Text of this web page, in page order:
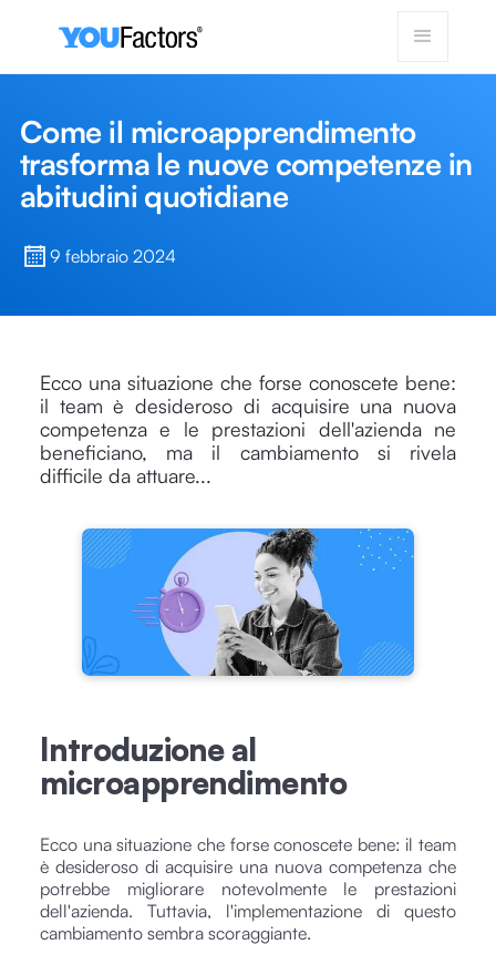
Come il microapprendimento
trasforma le nuove competenze in
abitudini quotidiane
9 febbraio 2024
Ecco una situazione che forse conoscete bene:
il team è desideroso di acquisire una nuova
competenza e le prestazioni dell'azienda ne
beneficiano, ma il cambiamento si rivela
difficile da attuare...
Introduzione al
microapprendimento
Ecco una situazione che forse conoscete bene: il team
è desideroso di acquisire una nuova competenza che
potrebbe migliorare notevolmente le prestazioni
dell'azienda. Tuttavia, l'implementazione di questo
cambiamento sembra scoraggiante.